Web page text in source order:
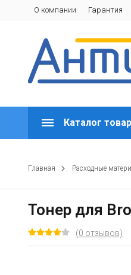
О компании Гарантия
Каталог
Главная Расходные
Тонер для
(0 отзывов)